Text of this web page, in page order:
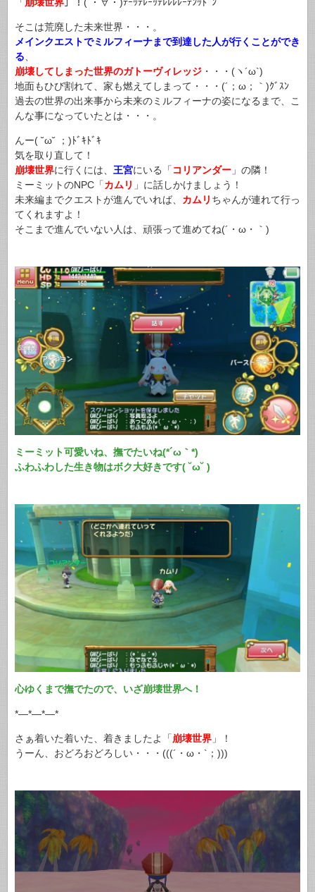
そこは荒廃した未来世界・・・。
メインクエストでミルフィーナまで到達した人が行くことができ
る
崩壊してしまった世界のガトーヴィレッジ ・・・(ヽ´ω`)
地面もひび割れて、家も燃えてしまって・・・(´；ω；｀)ｸﾞｽﾝ
過去の世界の出来事から未来のミルフィーナの姿になるまで、こ
んな事になっていたとは・・・。
んー( ˘ω˘ ；)ﾄﾞｷﾄﾞｷ
気を取り直して！
崩壊世界に行くには、 王宮にいる「 コリアンダー 」の隣！
ミーミットのNPC「カムリ 」に話しかけましょう！
未来編までクエストが進んでいれば、 カムリ ちゃんが連れて行っ
てくれますよ！
そこまで進んでいない人は、頑張って進めてね(´・ω・｀)
ミーミット可愛いね、撫でたいね(*´ω｀*)
ふわふわした生き物はボク大好きです( ˘ω˘ )
心ゆくまで撫でたので、いざ崩壊世界へ！
*—*—*—*
さぁ着いた着いた、着きましたよ「崩壊世界 」！
うーん、おどろおどろしい・・・(((´・ω・`；)))